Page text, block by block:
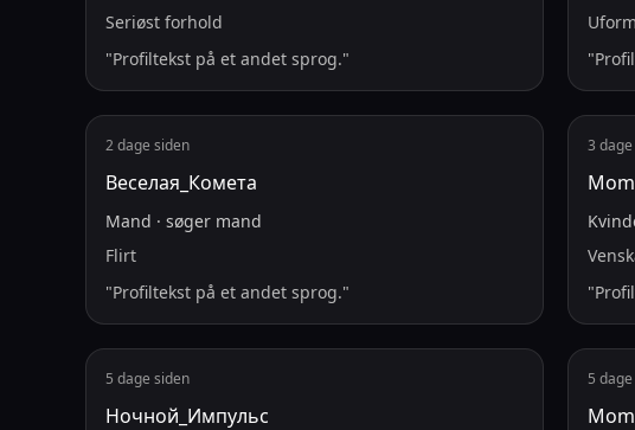
Seriøst forhold
"Profiltekst på et andet sprog."
"
2 dage siden
Веселая_Комета
Mand · søger mand
Flirt
"Profiltekst på et andet sprog."
3
Mom
"
5 dage siden
Ночной_Импульс
5
Mom